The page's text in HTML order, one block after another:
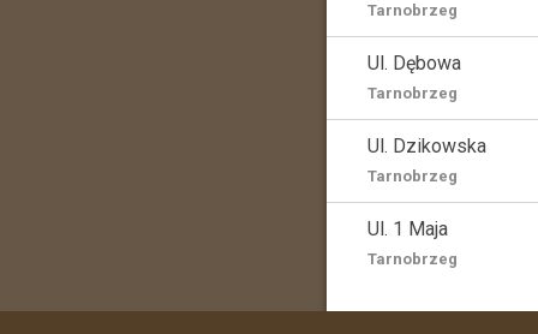
Tarnobrzeg
Ul. Dębowa
Tarnobrzeg
Ul. Dzikowska
Tarnobrzeg
Ul. 1 Maja
Tarnobrzeg